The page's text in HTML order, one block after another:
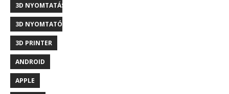
3D NYOMTATÁS
3D NYOMTATÓ
3D PRINTER
ANDROID
APPLE